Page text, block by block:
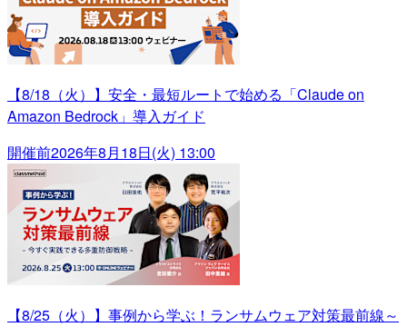
【8/18（火）】安全・最短ルートで始める「Claude on
Amazon Bedrock」導入ガイド
開催前2026年8月18日(火) 13:00
【8/25（火）】事例から学ぶ！ランサムウェア対策最前線～